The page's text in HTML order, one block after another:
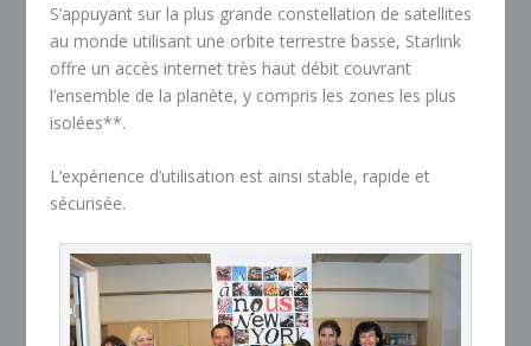
S’appuyant sur la plus grande constellation de satellites
au monde utilisant une orbite terrestre basse, Starlink
offre un accès internet très haut débit couvrant
l’ensemble de la planète, y compris les zones les plus
isolées**.
L’expérience d’utilisation est ainsi stable, rapide et
sécurisée.